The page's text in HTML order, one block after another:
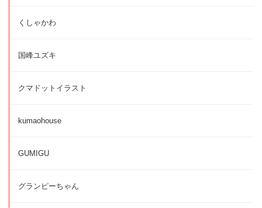
くしゃかわ
国峰ユズキ
クマドットイラスト
kumaohouse
GUMIGU
グランピーちゃん